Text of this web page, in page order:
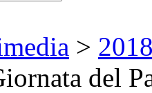
>
del